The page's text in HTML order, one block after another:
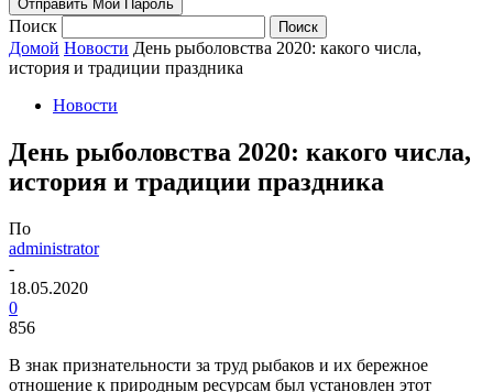
Поиск
Домой Новости День рыболовства 2020: какого числа,
история и традиции праздника
Новости
День рыболовства 2020: какого числа,
история и традиции праздника
По
administrator
-
18.05.2020
0
856
В знак признательности за труд рыбаков и их бережное
отношение к природным ресурсам был установлен этот